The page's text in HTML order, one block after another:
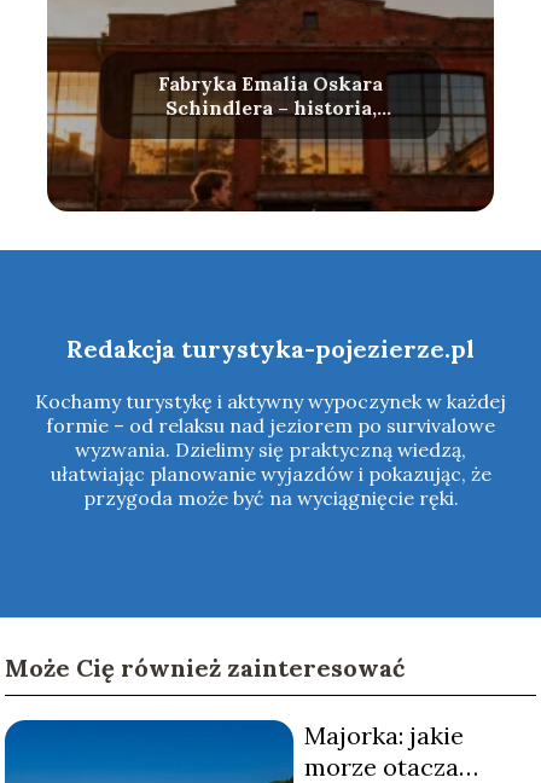
Fabryka Emalia Oskara
Schindlera – historia,
zwiedzanie, bilety
Redakcja turystyka-pojezierze.pl
Kochamy turystykę i aktywny wypoczynek w każdej
formie – od relaksu nad jeziorem po survivalowe
wyzwania. Dzielimy się praktyczną wiedzą,
ułatwiając planowanie wyjazdów i pokazując, że
przygoda może być na wyciągnięcie ręki.
Może Cię również zainteresować
Majorka: jakie
morze otacza